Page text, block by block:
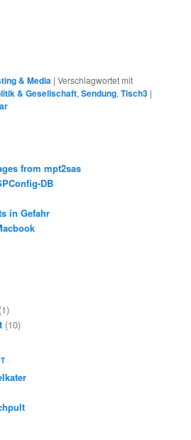
& Media |Verschlagwortet mit
& Gesellschaft,Sendung,Tisch3 |
from mpt2sas
DB
in Gefahr
(1)
(10)